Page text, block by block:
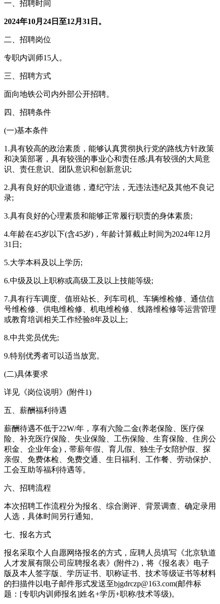
一、招聘时间
2024年10月24日至12月31日。
二、招聘岗位
专职内训师15人。
三、招聘方式
面向地铁公司内外部公开招聘。
四、招聘条件
(一)基本条件
1.具有较高的政治素质，能够认真贯彻执行党的路线方针政策
和决策部署，具有较强的事业心和责任感;具有较强的大局意
识、责任意识、团队意识和创新意识;
2.具有良好的职业道德，遵纪守法，无违法违纪及其他不良记
录;
3.具有良好的心理素质和能够正常履行职责的身体素质;
4.年龄在45岁以下(含45岁)，年龄计算截止时间为2024年12月
31日;
5.大学本科及以上学历;
6.中级及以上职称或高级工及以上技能等级;
7.具有行车调度、值班站长、列车司机、车辆维检修、通信信
号维检修、供电维检修、机电维检修、线路维检修等运营管理
或教育培训相关工作经验8年及以上;
8.中共党员优先;
9.特别优秀者可以适当放宽。
(二)具体要求
详见《岗位说明》(附件1)
五、薪酬福利待遇
薪酬待遇不低于22W/年，享有六险二金(养老保险、医疗保
险、补充医疗保险、失业保险、工伤保险、生育保险、住房公
积金、企业年金)，带薪年假、育儿假、独生子女陪护假、探
亲假、免费体检、免费交通、生日福利、工作餐、劳动保护、
工会互助等福利待遇等。
六、招聘流程
本次招聘工作流程分为报名、综合测评、背景调查、确定录用
人选，具体时间另行通知。
七、报名方式
报名采取个人自愿网络报名的方式，应聘人员填写《北京轨道
人才发展有限公司应聘报名表》(附件2)，将《报名表》电子
版及本人签字版、学历证书、职称证书、技术等级证书等材料
的扫描件以电子邮件形式发送至bjgdrczp@163.com(邮件标
题：[专职内训师报名]姓名+学历+职称/技术等级)。